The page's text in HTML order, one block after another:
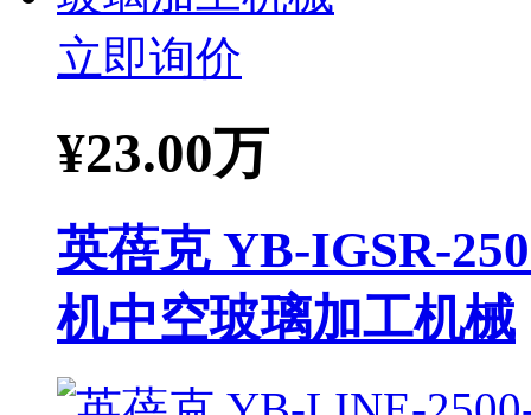
立即询价
¥23.00万
英蓓克 YB-IGSR-
机中空玻璃加工机械